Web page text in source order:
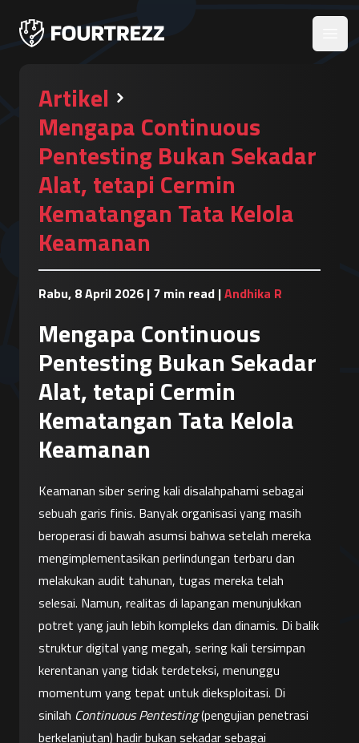
Artikel
Mengapa Continuous
Pentesting Bukan Sekadar
Alat, tetapi Cermin
Kematangan Tata Kelola
Keamanan
Rabu, 8 April 2026 | 7 min read |Andhika R
Mengapa Continuous
Pentesting Bukan Sekadar
Alat, tetapi Cermin
Kematangan Tata Kelola
Keamanan
Keamanan siber sering kali disalahpahami sebagai
sebuah garis finis. Banyak organisasi yang masih
beroperasi di bawah asumsi bahwa setelah mereka
mengimplementasikan perlindungan terbaru dan
melakukan audit tahunan, tugas mereka telah
selesai. Namun, realitas di lapangan menunjukkan
potret yang jauh lebih kompleks dan dinamis. Di balik
struktur digital yang megah, sering kali tersimpan
kerentanan yang tidak terdeteksi, menunggu
momentum yang tepat untuk dieksploitasi. Di
sinilah Continuous Pentesting (pengujian penetrasi
berkelanjutan) hadir bukan sekadar sebagai